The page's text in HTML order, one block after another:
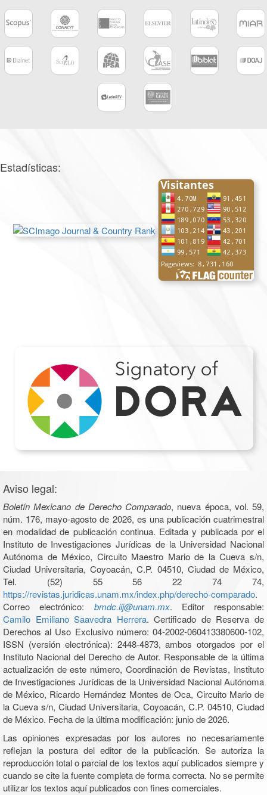
Estadísticas:
Aviso legal:
Boletín Mexicano de Derecho Comparado, nueva época, vol. 59,
núm. 176, mayo-agosto de 2026, es una publicación cuatrimestral
en modalidad de publicación continua. Editada y publicada por el
Instituto de Investigaciones Jurídicas de la Universidad Nacional
Autónoma de México, Circuito Maestro Mario de la Cueva s/n,
Ciudad Universitaria, Coyoacán, C.P. 04510, Ciudad de México,
Tel. (52) 55 56 22 74 74,
https://revistas.juridicas.unam.mx/index.php/derecho-comparado.
Correo electrónico: bmdc.iij@unam.mx. Editor responsable:
Camilo Emiliano Saavedra Herrera. Certificado de Reserva de
Derechos al Uso Exclusivo número: 04-2002-060413380600-102,
ISSN (versión electrónica): 2448-4873, ambos otorgados por el
Instituto Nacional del Derecho de Autor. Responsable de la última
actualización de este número, Coordinación de Revistas, Instituto
de Investigaciones Jurídicas de la Universidad Nacional Autónoma
de México, Ricardo Hernández Montes de Oca, Circuito Mario de
la Cueva s/n, Ciudad Universitaria, Coyoacán, C.P. 04510, Ciudad
de México. Fecha de la última modificación: junio de 2026.
Las opiniones expresadas por los autores no necesariamente
reflejan la postura del editor de la publicación. Se autoriza la
reproducción total o parcial de los textos aquí publicados siempre y
cuando se cite la fuente completa de forma correcta. No se permite
utilizar los textos aquí publicados con fines comerciales.